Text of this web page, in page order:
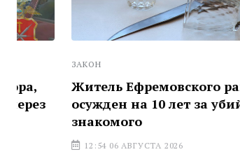
Житель Ефремовского района
осужден на 10 лет за убийство
знакомого
12:54 06 АВГУСТА 2026